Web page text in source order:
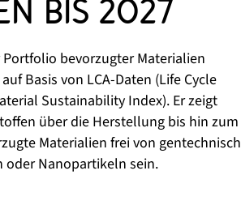
bis 2027
bevorzugter Materialien
Basis von LCA-Daten (Life Cycle
Sustainability Index). Er zeigt
über die Herstellung bis hin zum
Materialien frei von gentechnisch
oder Nanopartikeln sein.